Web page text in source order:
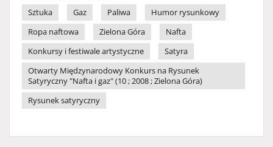
Sztuka
Gaz Paliwa
Humor rysunkowy
Ropa naftowa
Zielona Góra
Nafta
Konkursy i festiwale artystyczne
Satyra
Otwarty Międzynarodowy Konkurs na Rysunek
Satyryczny "Nafta i gaz" (10 ; 2008 ; Zielona Góra)
Rysunek satyryczny